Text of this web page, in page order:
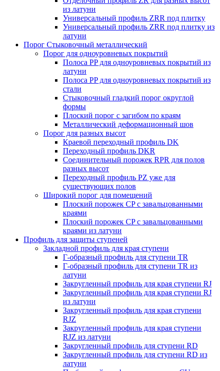
из латуни
Универсальный профиль ZRR под плитку
Универсальный профиль ZRR под плитку из
латуни
Порог Стыковочный металлический
Порог для одноуровневых покрытий
Полоса PP для одноуровневых покрытий из
латуни
Полоса PP для одноуровневых покрытий из
стали
Стыковочный гладкий порог округлой
формы
Плоский порог с загибом по краям
Металлический деформационный шов
Порог для разных высот
Краевой переходный профиль DK
Переходный профиль DKR
Cоединительный порожек RPR для полов
разных высот
Переходный профиль PZ уже для
существующих полов
Широкий порог для помещений
Плоский порожек СP с завальцованными
краями
Плоский порожек СP с завальцованными
краями из латуни
Профиль для защиты ступеней
Закладной профиль для края ступени
Г-образный профиль для ступени TR
Г-образный профиль для ступени TR из
латуни
Закругленный профиль для края ступени RJ
Закругленный профиль для края ступени RJ
из латуни
Закругленный профиль для края ступени
RJZ
Закругленный профиль для края ступени
RJZ из латуни
Закругленный профиль для ступени RD
Закругленный профиль для ступени RD из
латуни